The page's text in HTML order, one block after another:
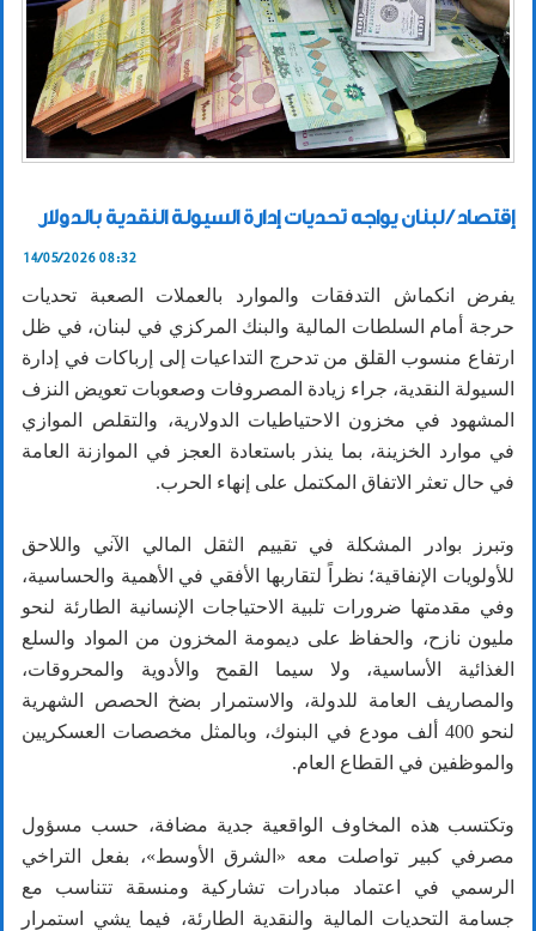
إقتصاد / لبنان يواجه تحديات إدارة السيولة النقدية بالدولار
14/05/2026 08:32
يفرض انكماش التدفقات والموارد بالعملات الصعبة تحديات
حرجة أمام السلطات المالية والبنك المركزي في لبنان، في ظل
ارتفاع منسوب القلق من تدحرج التداعيات إلى إرباكات في إدارة
السيولة النقدية، جراء زيادة المصروفات وصعوبات تعويض النزف
المشهود في مخزون الاحتياطيات الدولارية، والتقلص الموازي
في موارد الخزينة، بما ينذر باستعادة العجز في الموازنة العامة
في حال تعثر الاتفاق المكتمل على إنهاء الحرب.
وتبرز بوادر المشكلة في تقييم الثقل المالي الآني واللاحق
للأولويات الإنفاقية؛ نظراً لتقاربها الأفقي في الأهمية والحساسية،
وفي مقدمتها ضرورات تلبية الاحتياجات الإنسانية الطارئة لنحو
مليون نازح، والحفاظ على ديمومة المخزون من المواد والسلع
الغذائية الأساسية، ولا سيما القمح والأدوية والمحروقات،
والمصاريف العامة للدولة، والاستمرار بضخ الحصص الشهرية
لنحو 400 ألف مودع في البنوك، وبالمثل مخصصات العسكريين
والموظفين في القطاع العام.
وتكتسب هذه المخاوف الواقعية جدية مضافة، حسب مسؤول
مصرفي كبير تواصلت معه «الشرق الأوسط»، بفعل التراخي
الرسمي في اعتماد مبادرات تشاركية ومنسقة تتناسب مع
جسامة التحديات المالية والنقدية الطارئة، فيما يشي استمرار